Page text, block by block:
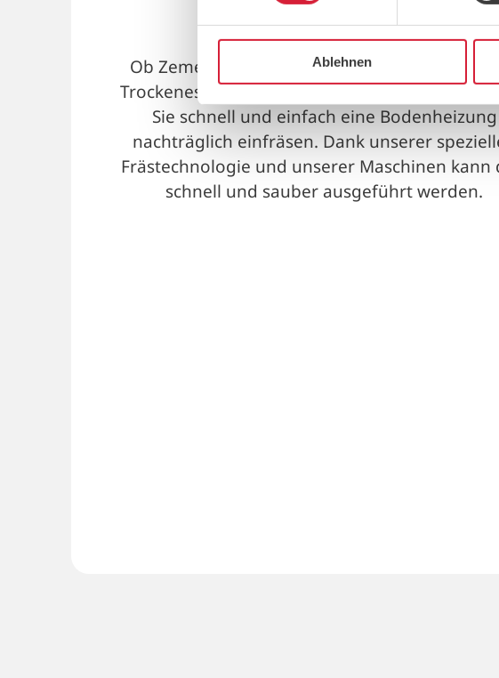
Ablehnen
Pavimenti esistenti
Ob Zementestrich, Gussasphalt,
Trockenestrich oder Beton - mit ECOtherm
Sie schnell und einfach eine Bodenheizung
nachträglich einfräsen. Dank unserer
Frästechnologie und unserer Maschinen kann
schnell und sauber ausgeführt werden.